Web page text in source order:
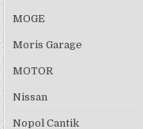
MOGE
Moris Garage
MOTOR
Nissan
Nopol Cantik